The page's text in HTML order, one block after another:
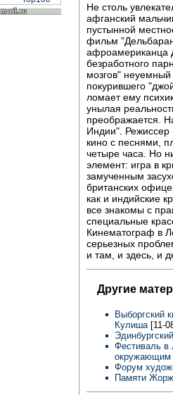
Не столь
афганский
пустынной
фильм
афроамериканца
безработного
мозгов"
покурившего
ломает ему
унылая
преображается.
Индии". Режиссер
кино с песнями,
четыре часа. Но
элемент: игра в
замученным
британских
как и индийские
все знакомы с
специальные
Кинематограф в
серьезных
и там, и здесь, и
Другие
Выборгский
Кулиша [11-
Фестиваль в
Форум
Памяти